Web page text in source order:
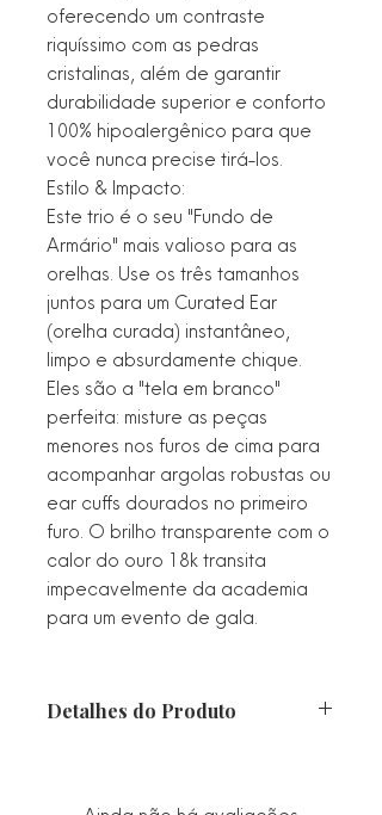
oferecendo um contraste
riquíssimo com as pedras
cristalinas, além de garantir
durabilidade superior e conforto
100% hipoalergênico para que
você nunca precise tirá-los.
Estilo & Impacto:
Este trio é o seu "Fundo de
Armário" mais valioso para as
orelhas. Use os três tamanhos
juntos para um Curated Ear
(orelha curada) instantâneo,
limpo e absurdamente chique.
Eles são a "tela em branco"
perfeita: misture as peças
menores nos furos de cima para
acompanhar argolas robustas ou
ear cuffs dourados no primeiro
furo. O brilho transparente com o
calor do ouro 18k transita
impecavelmente da academia
para um evento de gala.
Detalhes do Produto
Composição: 3 pares em tamanhos